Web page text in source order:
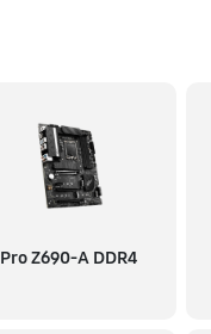
Pro Z690-A DDR4